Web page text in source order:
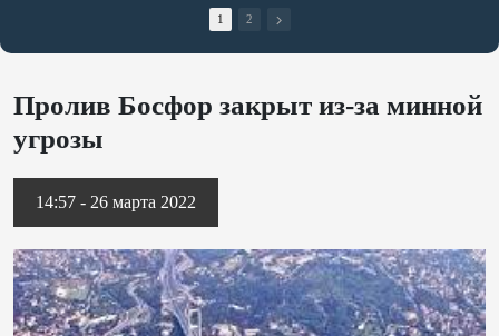
1 2
Пролив Босфор закрыт из-за минной
угрозы
14:57 - 26 марта 2022